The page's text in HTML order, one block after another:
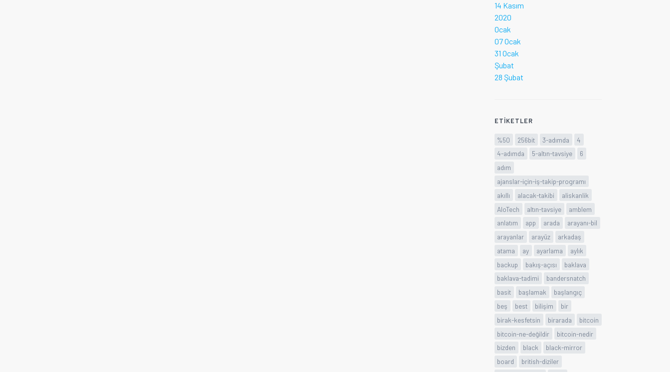
14 Kasım
2020
Ocak
07 Ocak
31 Ocak
Şubat
28 Şubat
ETIKETLER
%50 256bit 3-adımda
4
4-adımda
5-altın-tavsiye
6
adım
ajanslar-için-iş-takip-programı
akıllı
alacak-takibi
aliskanlik
AloTech
altın-tavsiye
amblem
anlatım
app arada
arayanı-bil
arayanlar
arayüz
arkadaş
atama
ay ayarlama
aylık
backup
bakış-açısı
baklava
baklava-tadimi
bandersnatch
basit
başlamak
başlangıç
beş
best bilişim
bir
birak-kesfetsin
birarada
bitcoin
bitcoin-ne-değildir
bitcoin-nedir
bizden
black
black-mirror
board
british-diziler